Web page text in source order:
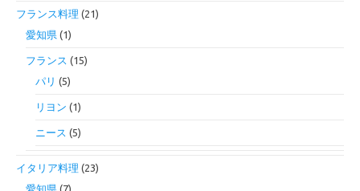
フランス料理 (21)
愛知県 (1)
フランス (15)
パリ (5)
リヨン (1)
ニース (5)
イタリア料理 (23)
愛知県 (7)